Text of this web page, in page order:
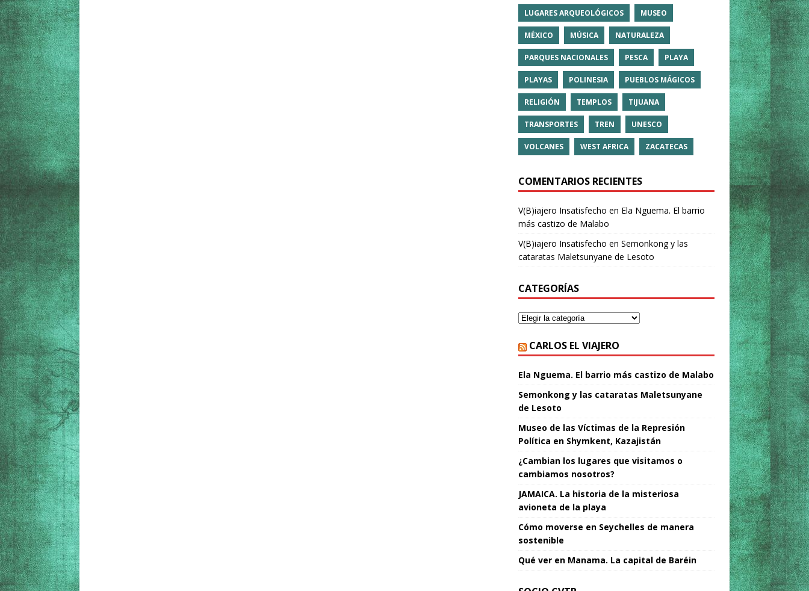
LUGARES ARQUEOLÓGICOS MUSEO
MÉXICO MÚSICA NATURALEZA
PARQUES NACIONALES PESCA PLAYA
PLAYAS POLINESIA PUEBLOS MÁGICOS
RELIGIÓN TEMPLOS TIJUANA
TRANSPORTES TREN UNESCO
VOLCANES WEST AFRICA ZACATECAS
COMENTARIOS RECIENTES
V(B)iajero Insatisfecho en Ela Nguema. El barrio
más castizo de Malabo
V(B)iajero Insatisfecho en Semonkong y las
cataratas Maletsunyane de Lesoto
CATEGORÍAS
CARLOS EL VIAJERO
Ela Nguema. El barrio más castizo de Malabo
Semonkong y las cataratas Maletsunyane
de Lesoto
Museo de las Víctimas de la Represión
Política en Shymkent, Kazajistán
¿Cambian los lugares que visitamos o
cambiamos nosotros?
JAMAICA. La historia de la misteriosa
avioneta de la playa
Cómo moverse en Seychelles de manera
sostenible
Qué ver en Manama. La capital de Baréin